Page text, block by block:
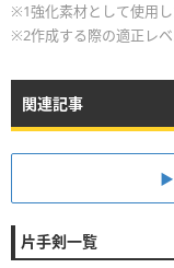
※1強化素材として使用
※2作成する際の適正レ
関連記事
▶
片手剣一覧